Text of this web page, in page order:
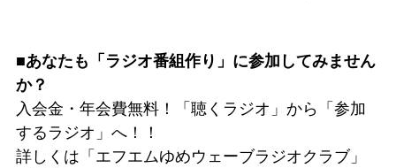
■あなたも「ラジオ番組作り」に参加してみません
か？
入会金・年会費無料！「聴くラジオ」から「参加
するラジオ」へ！！
詳しくは「エフエムゆめウェーブラジオクラブ」